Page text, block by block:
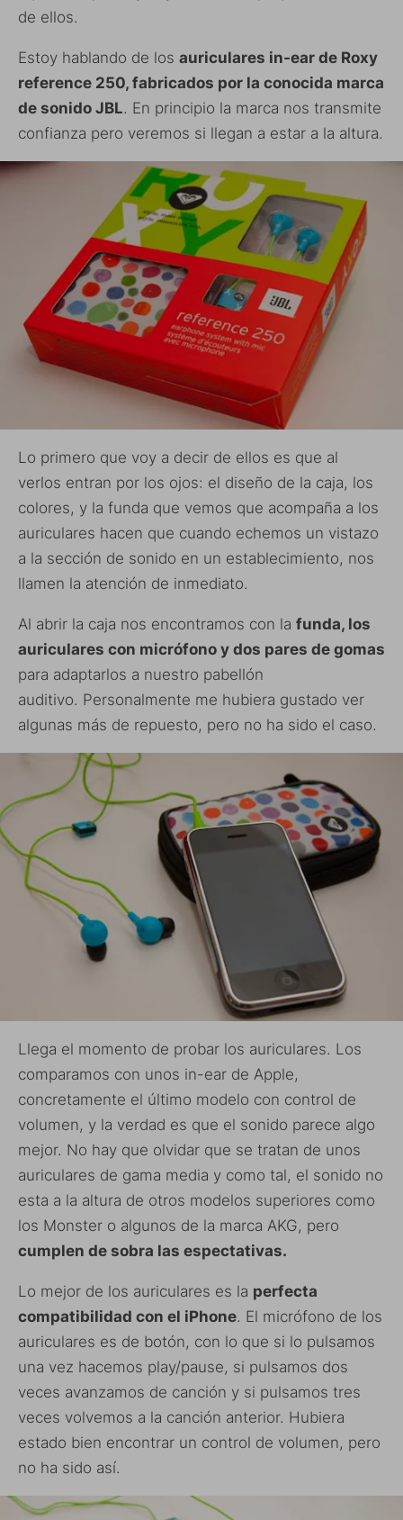
de ellos.
Estoy hablando de los auriculares in-ear de Roxy
reference 250, fabricados por la conocida marca
de sonido JBL. En principio la marca nos transmite
confianza pero veremos si llegan a estar a la altura.
Lo primero que voy a decir de ellos es que al
verlos entran por los ojos: el diseño de la caja, los
colores, y la funda que vemos que acompaña a los
auriculares hacen que cuando echemos un vistazo
a la sección de sonido en un establecimiento, nos
llamen la atención de inmediato.
Al abrir la caja nos encontramos con la funda, los
auriculares con micrófono y dos pares de gomas
para adaptarlos a nuestro pabellón
auditivo. Personalmente me hubiera gustado ver
algunas más de repuesto, pero no ha sido el caso.
Llega el momento de probar los auriculares. Los
comparamos con unos in-ear de Apple,
concretamente el último modelo con control de
volumen, y la verdad es que el sonido parece algo
mejor. No hay que olvidar que se tratan de unos
auriculares de gama media y como tal, el sonido no
esta a la altura de otros modelos superiores como
los Monster o algunos de la marca AKG, pero
cumplen de sobra las espectativas.
Lo mejor de los auriculares es la perfecta
compatibilidad con el iPhone. El micrófono de los
auriculares es de botón, con lo que si lo pulsamos
una vez hacemos play/pause, si pulsamos dos
veces avanzamos de canción y si pulsamos tres
veces volvemos a la canción anterior. Hubiera
estado bien encontrar un control de volumen, pero
no ha sido así.